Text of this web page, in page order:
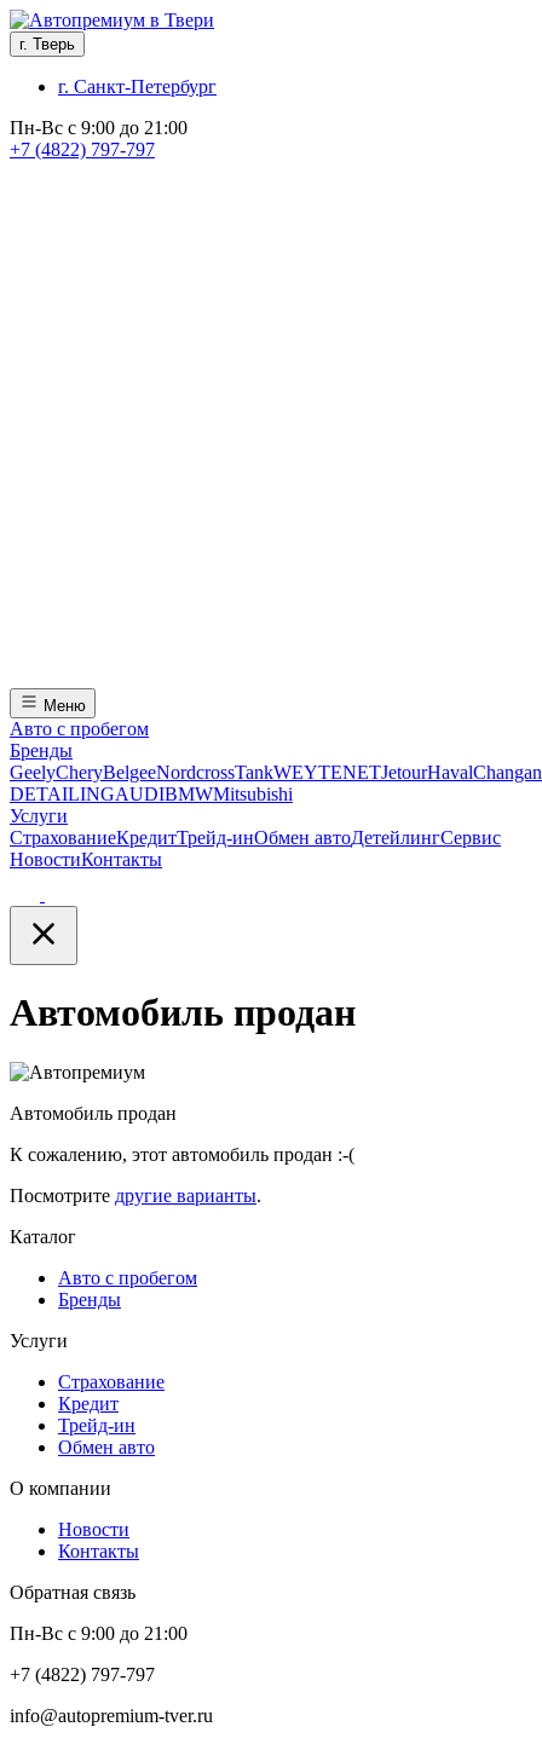
г. Тверь
г. Санкт-Петербург
Пн-Вс с 9:00 до 21:00
+7 (4822) 797-797
Меню
Авто с пробегом
Бренды
GeelyCheryBelgeeNordcrossTankWEYTENETJetourHavalChangan
DETAILINGAUDIBMWMitsubishi
Услуги
СтрахованиеКредитТрейд-инОбмен автоДетейлингСервис
НовостиКонтакты
Автомобиль продан
Автомобиль продан
К сожалению, этот автомобиль продан :-(
Посмотрите другие варианты.
Каталог
Авто с пробегом
Бренды
Услуги
Страхование
Кредит
Трейд-ин
Обмен авто
О компании
Новости
Контакты
Обратная связь
Пн-Вс с 9:00 до 21:00
+7 (4822) 797-797
info@autopremium-tver.ru